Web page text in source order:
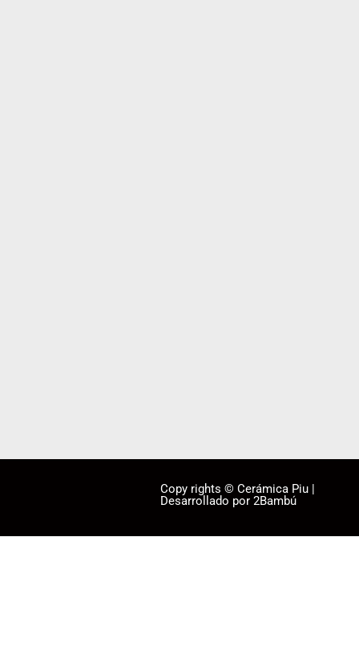
Copy rights © Cerámica Piu |
Desarrollado por 2Bambú